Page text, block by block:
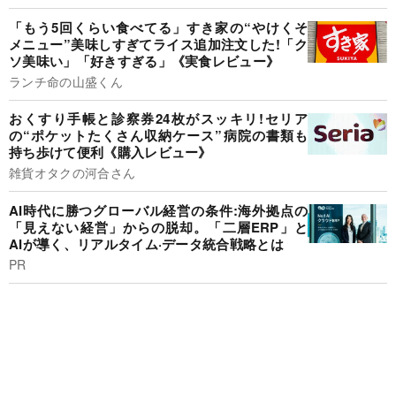
「もう5回くらい食べてる」すき家の“やけくそ
メニュー”美味しすぎてライス追加注文した!「ク
ソ美味い」「好きすぎる」《実食レビュー》
ランチ命の山盛くん
おくすり手帳と診察券24枚がスッキリ!セリア
の“ポケットたくさん収納ケース”病院の書類も
持ち歩けて便利《購入レビュー》
雑貨オタクの河合さん
AI時代に勝つグローバル経営の条件:海外拠点の
「見えない経営」からの脱却。「二層ERP」と
AIが導く、リアルタイム·データ統合戦略とは
PR